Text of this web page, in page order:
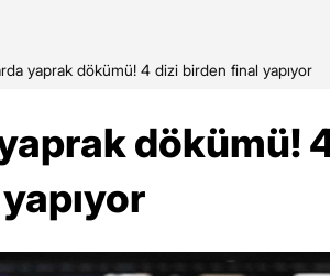
yaprak dökümü! 4 dizi birden final yapıyor
dökümü!